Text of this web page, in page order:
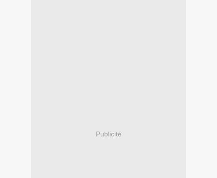
Publicité